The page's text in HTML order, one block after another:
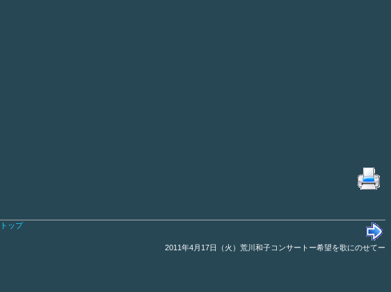
2011年4月17日（火）荒川和子コンサートー希望を歌にのせてー